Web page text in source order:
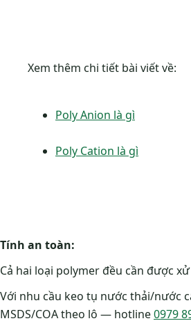
Xem thêm chi tiết bài viết về:
Poly Anion là gì
Poly Cation là gì
Tính an toàn:
Cả hai loại polymer đều cần được
Với nhu cầu keo tụ nước thải/nước
MSDS/COA theo lô — hotline0979